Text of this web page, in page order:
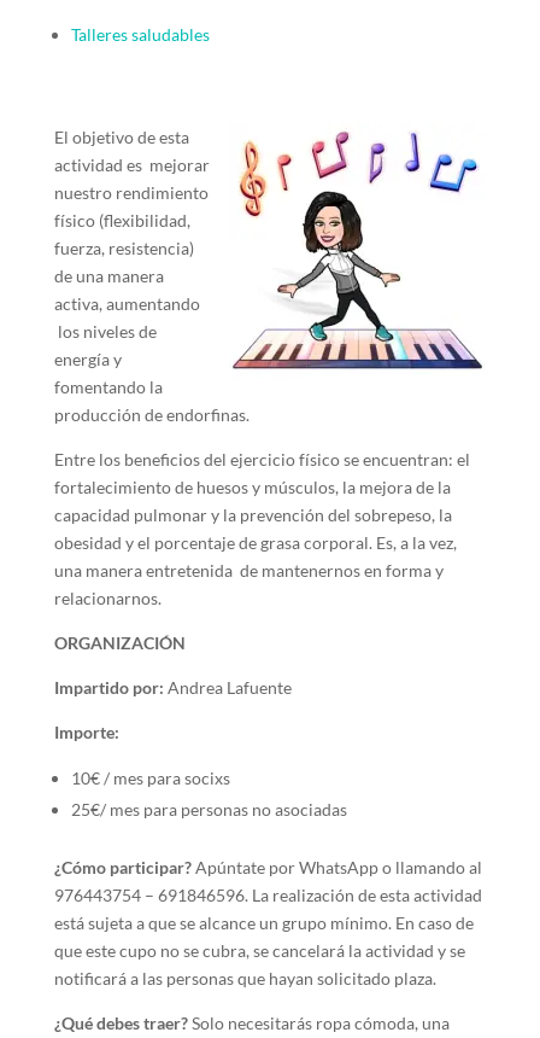
Talleres saludables
El objetivo de esta
actividad es mejorar
nuestro rendimiento
físico (flexibilidad,
fuerza, resistencia)
de una manera
activa, aumentando
los niveles de
energía y
fomentando la
producción de endorfinas.
Entre los beneficios del ejercicio físico se encuentran: el
fortalecimiento de huesos y músculos, la mejora de la
capacidad pulmonar y la prevención del sobrepeso, la
obesidad y el porcentaje de grasa corporal. Es, a la vez,
una manera entretenida de mantenernos en forma y
relacionarnos.
ORGANIZACIÓN
Impartido por: Andrea Lafuente
Importe:
10€ / mes para socixs
25€/ mes para personas no asociadas
¿Cómo participar?Apúntate por WhatsApp o llamando al
976443754 – 691846596. La realización de esta actividad
está sujeta a que se alcance un grupo mínimo. En caso de
que este cupo no se cubra, se cancelará la actividad y se
notificará a las personas que hayan solicitado plaza.
¿Qué debes traer?Solo necesitarás ropa cómoda, una